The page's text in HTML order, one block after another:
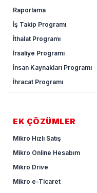
Raporlama
İş Takip Programı
İthalat Programı
İrsaliye Programı
İnsan Kaynakları Programı
İhracat Programı
EK ÇÖZÜMLER
Mikro Hızlı Satış
Mikro Online Hesabım
Mikro Drive
Mikro e-Ticaret